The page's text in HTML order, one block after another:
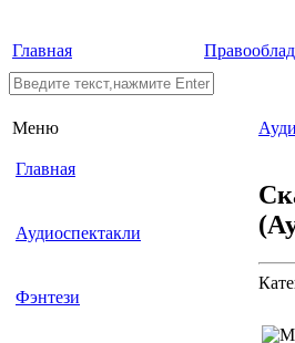
Главная
Меню
Главная
Аудиоспектакли
Фэнтези